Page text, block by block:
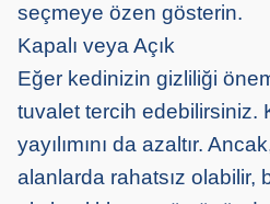
seçmeye özen gösterin.
Kapalı veya Açık
Eğer kedinizin gizliliği
tuvalet tercih edebilirsiniz.
yayılımını da azaltır.
alanlarda rahatsız olabilir,